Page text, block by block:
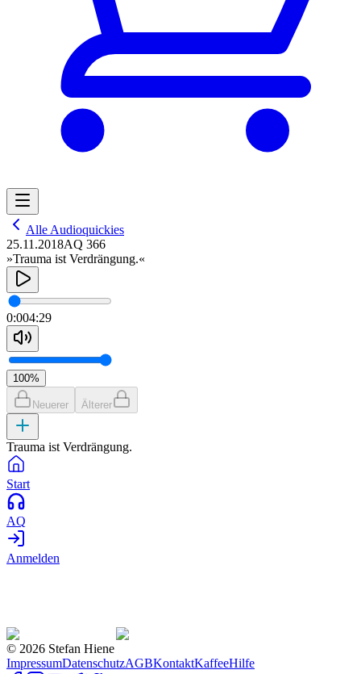
Alle Audioquickies
25.11.2018AQ 366
»Trauma ist Verdrängung.«
0:004:29
100%
Neuerer Älterer
Trauma ist Verdrängung.
Start
AQ
Anmelden
© 2026 Stefan Hiene
ImpressumDatenschutzAGBKontaktKaffeeHilfe